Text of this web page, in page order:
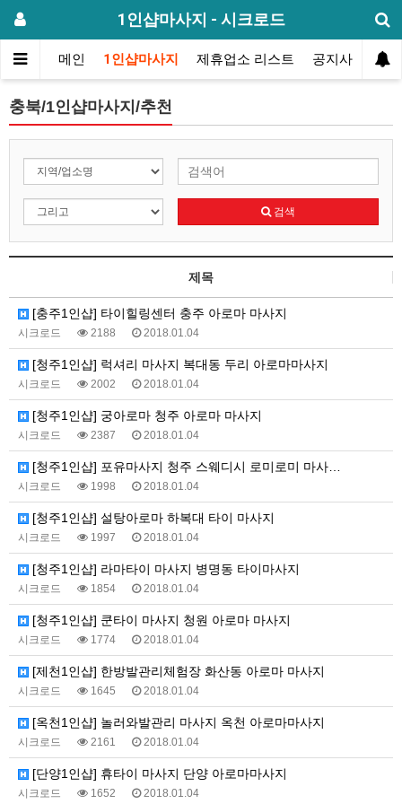
1인샵마사지 - 시크로드
메인 1인샵마사지 제휴업소 리스트 공지사항 방
충북/1인샵마사지/추천
검색
제목
[충주1인샵] 타이힐링센터 충주 아로마 마사지
시크로드 2188 2018.01.04
[청주1인샵] 럭셔리 마사지 복대동 두리 아로마마사지
시크로드 2002 2018.01.04
[청주1인샵] 궁아로마 청주 아로마 마사지
시크로드 2387 2018.01.04
[청주1인샵] 포유마사지 청주 스웨디시 로미로미 마사…
시크로드 1998 2018.01.04
[청주1인샵] 설탕아로마 하복대 타이 마사지
시크로드 1997 2018.01.04
[청주1인샵] 라마타이 마사지 병명동 타이마사지
시크로드 1854 2018.01.04
[청주1인샵] 쿤타이 마사지 청원 아로마 마사지
시크로드 1774 2018.01.04
[제천1인샵] 한방발관리체험장 화산동 아로마 마사지
시크로드 1645 2018.01.04
[옥천1인샵] 놀러와발관리 마사지 옥천 아로마마사지
시크로드 2161 2018.01.04
[단양1인샵] 휴타이 마사지 단양 아로마마사지
시크로드 1652 2018.01.04